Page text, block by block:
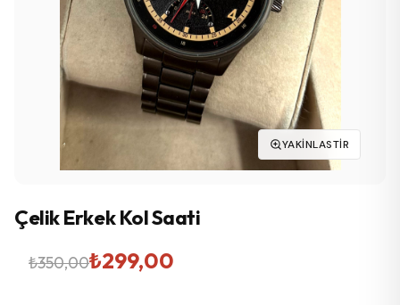
YAKINLASTIR
Çelik Erkek Kol Saati
₺350,00
Orijinal
₺299,00
Şu